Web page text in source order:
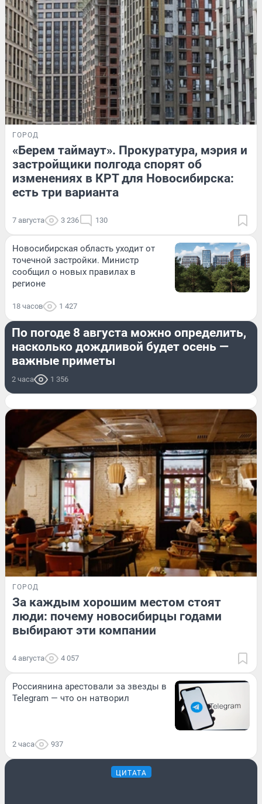
ГОРОД
«Берем таймаут». Прокуратура, мэрия и
застройщики полгода спорят об
изменениях в КРТ для Новосибирска:
есть три варианта
7 августа 3 236 130
Новосибирская область уходит от
точечной застройки. Министр
сообщил о новых правилах в
регионе
18 часов 1 427
По погоде 8 августа можно определить,
насколько дождливой будет осень —
важные приметы
2 часа 1 356
ГОРОД
За каждым хорошим местом стоят
люди: почему новосибирцы годами
выбирают эти компании
4 августа 4 057
Россиянина арестовали за звезды в
Telegram — что он натворил
2 часа 937
ЦИТАТА